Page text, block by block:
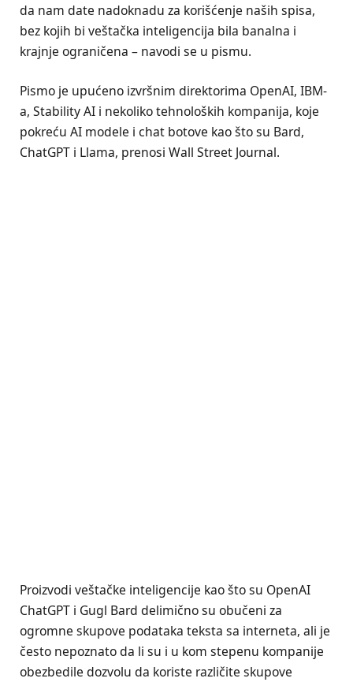
da nam date nadoknadu za korišćenje naših spisa,
bez kojih bi veštačka inteligencija bila banalna i
krajnje ograničena – navodi se u pismu.
Pismo je upućeno izvršnim direktorima OpenAI, IBM-
a, Stability AI i nekoliko tehnoloških kompanija, koje
pokreću AI modele i chat botove kao što su Bard,
ChatGPT i Llama, prenosi Wall Street Journal.
Proizvodi veštačke inteligencije kao što su OpenAI
ChatGPT i Gugl Bard delimično su obučeni za
ogromne skupove podataka teksta sa interneta, ali je
često nepoznato da li su i u kom stepenu kompanije
obezbedile dozvolu da koriste različite skupove